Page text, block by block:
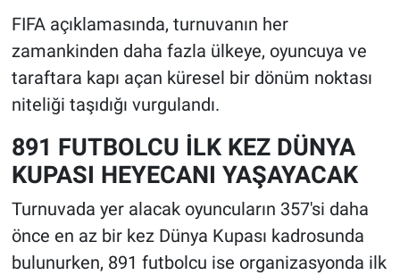
FIFA açıklamasında, turnuvanın her
zamankinden daha fazla ülkeye, oyuncuya ve
taraftara kapı açan küresel bir dönüm noktası
niteliği taşıdığı vurgulandı.
891 FUTBOLCU İLK KEZ DÜNYA
KUPASI HEYECANI YAŞAYACAK
Turnuvada yer alacak oyuncuların 357'si daha
önce en az bir kez Dünya Kupası kadrosunda
bulunurken, 891 futbolcu ise organizasyonda ilk